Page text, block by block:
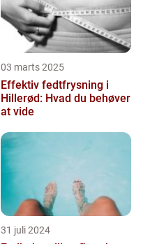
03 marts 2025
Effektiv fedtfrysning i
Hillerød: Hvad du behøver
at vide
31 juli 2024